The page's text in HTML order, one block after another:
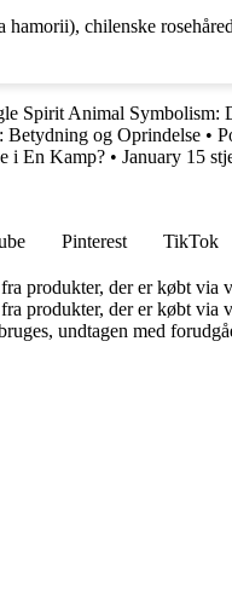
chilenske
Spirit Animal Symbolism:
og Oprindelse •
i En Kamp? • January 15
Pinterest TikTok
produkter, der er købt via
produkter, der er købt via
undtagen med